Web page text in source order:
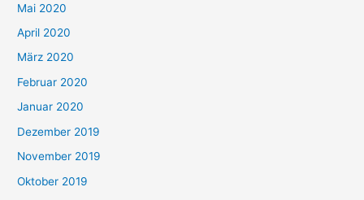
Mai 2020
April 2020
März 2020
Februar 2020
Januar 2020
Dezember 2019
November 2019
Oktober 2019